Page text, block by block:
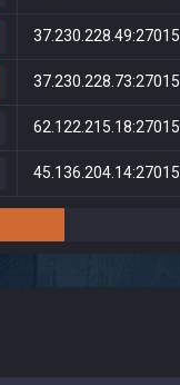
37.230.228.49:27015
37.230.228.73:27015
62.122.215.18:27015
45.136.204.14:27015